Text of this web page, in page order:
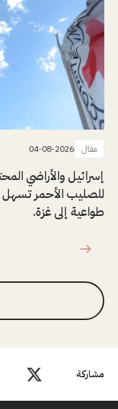
مشاركة
مقال 04-08-2026
إسرائيل والأراضي
طواعية إلى غزة.